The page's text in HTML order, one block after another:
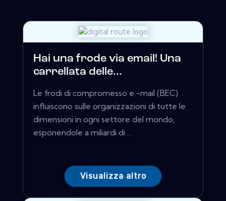
Hai una frode via email! Una
carrellata delle...
Le frodi di compromesso e -mail (BEC)
influiscono sulle organizzazioni di tutte le
dimensioni in ogni settore del mondo,
esponendole a miliardi di ...
Visualizza altro